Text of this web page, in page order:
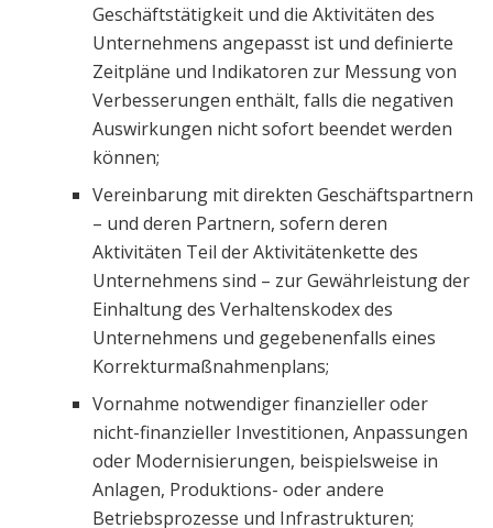
Geschäftstätigkeit und die Aktivitäten des
Unternehmens angepasst ist und definierte
Zeitpläne und Indikatoren zur Messung von
Verbesserungen enthält, falls die negativen
Auswirkungen nicht sofort beendet werden
können;
Vereinbarung mit direkten Geschäftspartnern
– und deren Partnern, sofern deren
Aktivitäten Teil der Aktivitätenkette des
Unternehmens sind – zur Gewährleistung der
Einhaltung des Verhaltenskodex des
Unternehmens und gegebenenfalls eines
Korrekturmaßnahmenplans;
Vornahme notwendiger finanzieller oder
nicht-finanzieller Investitionen, Anpassungen
oder Modernisierungen, beispielsweise in
Anlagen, Produktions- oder andere
Betriebsprozesse und Infrastrukturen;